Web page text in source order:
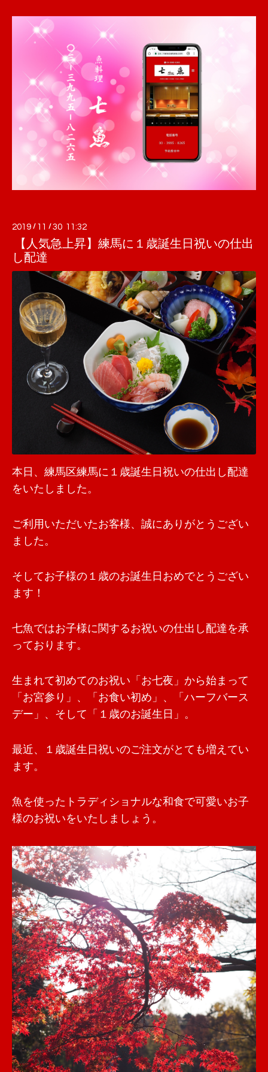
2019 / 11 /30 11:32
【人気急上昇】練馬に１歳誕生日祝いの仕出
し配達
本日、練馬区練馬に１歳誕生日祝いの仕出し配達
をいたしました。
ご利用いただいたお客様、誠にありがとうござい
ました。
そしてお子様の１歳のお誕生日おめでとうござい
ます！
七魚ではお子様に関するお祝いの仕出し配達を承
っております。
生まれて初めてのお祝い「お七夜」から始まって
「お宮参り」、「お食い初め」、「ハーフバース
デー」、そして「１歳のお誕生日」。
最近、１歳誕生日祝いのご注文がとても増えてい
ます。
魚を使ったトラディショナルな和食で可愛いお子
様のお祝いをいたしましょう。